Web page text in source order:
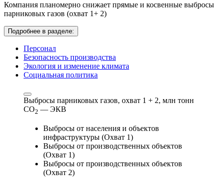
Компания планомерно снижает прямые и косвенные выбросы
парниковых газов (охват 1+ 2)
Подробнее в разделе:
Персонал
Безопасность производства
Экология и изменение климата
Социальная политика
Выбросы парниковых газов, охват 1 + 2, млн тонн
СО2 — ЭКВ
Выбросы от населения и объектов
инфраструктуры (Охват 1)
Выбросы от производственных объектов
(Охват 1)
Выбросы от производственных объектов
(Охват 2)